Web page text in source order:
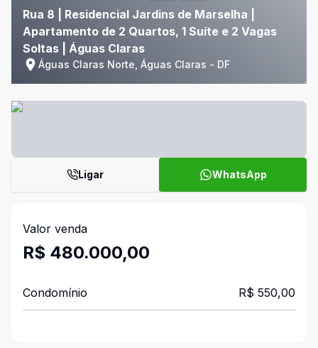
Rua 8 | Residencial Jardins de Marselha |
Apartamento de 2 Quartos, 1 Suíte e 2 Vagas
Soltas | Águas Claras
Águas Claras Norte, Águas Claras - DF
Ligar WhatsApp
Valor venda
R$ 480.000,00
Condomínio R$ 550,00